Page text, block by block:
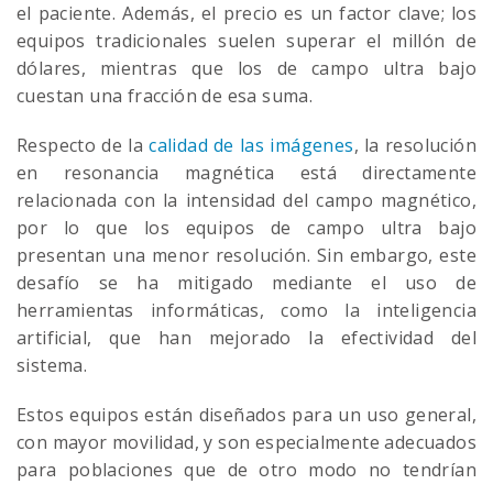
el paciente. Además, el precio es un factor clave; los
equipos tradicionales suelen superar el millón de
dólares, mientras que los de campo ultra bajo
cuestan una fracción de esa suma.
Respecto de lacalidad de las imágenes, la resolución
en resonancia magnética está directamente
relacionada con la intensidad del campo magnético,
por lo que los equipos de campo ultra bajo
presentan una menor resolución. Sin embargo, este
desafío se ha mitigado mediante el uso de
herramientas informáticas, como la inteligencia
artificial, que han mejorado la efectividad del
sistema.
Estos equipos están diseñados para un uso general,
con mayor movilidad, y son especialmente adecuados
para poblaciones que de otro modo no tendrían